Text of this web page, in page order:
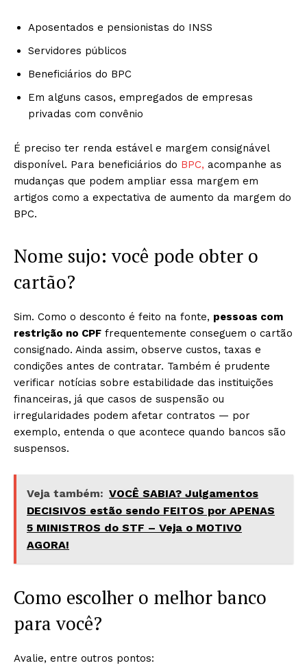
Aposentados e pensionistas do INSS
Servidores públicos
Beneficiários do BPC
Em alguns casos, empregados de empresas
privadas com convênio
É preciso ter renda estável e margem consignável
disponível. Para beneficiários do BPC, acompanhe as
mudanças que podem ampliar essa margem em
artigos como a expectativa de aumento da margem do
BPC.
Nome sujo: você pode obter o
cartão?
Sim. Como o desconto é feito na fonte, pessoas com
restrição no CPF frequentemente conseguem o cartão
consignado. Ainda assim, observe custos, taxas e
condições antes de contratar. Também é prudente
verificar notícias sobre estabilidade das instituições
financeiras, já que casos de suspensão ou
irregularidades podem afetar contratos — por
exemplo, entenda o que acontece quando bancos são
suspensos.
Veja também: VOCÊ SABIA? Julgamentos
DECISIVOS estão sendo FEITOS por APENAS
5 MINISTROS do STF – Veja o MOTIVO
AGORA!
Como escolher o melhor banco
para você?
Avalie, entre outros pontos: